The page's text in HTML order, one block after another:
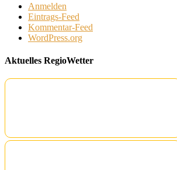
Anmelden
Eintrags-Feed
Kommentar-Feed
WordPress.org
Aktuelles RegioWetter